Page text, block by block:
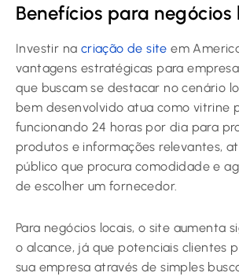
Benefícios para negócios
Investir na criação de site em
vantagens estratégicas para
que buscam se destacar no cenário
bem desenvolvido atua como vitrine
funcionando 24 horas por dia para
produtos e informações relevantes,
público que procura comodidade e
de escolher um fornecedor.
Para negócios locais, o site aumenta
o alcance, já que potenciais clientes
sua empresa através de simples